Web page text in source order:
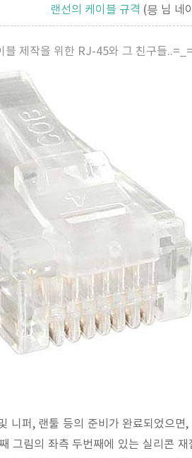
랜선의 케이블 규격 (믕 님 네
제작을 위한 RJ-45와 그 친구들
니퍼, 랜툴 등의 준비가 완료되었으면
그림의 좌측 두번째에 있는 실리콘